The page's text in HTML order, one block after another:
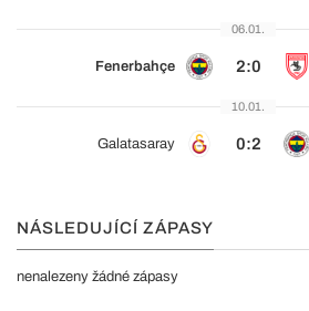
06.01.
Fenerbahçe 2:0
10.01.
Galatasaray 0:2
NÁSLEDUJÍCÍ ZÁPASY
nenalezeny žádné zápasy